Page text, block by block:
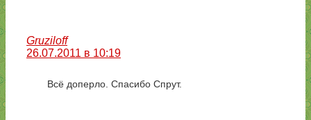
Gruziloff
26.07.2011 в 10:19
Всё доперло. Спасибо Спрут.